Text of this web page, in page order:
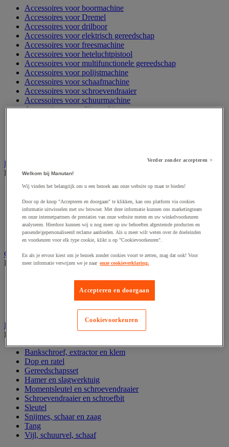
Accessoires voor boormachine
Accessoires voor Dremel
Accessoires voor drilboor
Accessoires voor elektrisch gereedschap
Accessoires voor freesmachine
Accessoires voor heteluchtpistool
Accessoires voor multifunctionele gereedschap
Accessoires voor polijstmachine
Accessoires voor schaafmachine
Accessoires voor schroevendraaier
Accessoires voor schuurmachine
Accessoires voor slijpmachine
Elektrische toebehoren en verlichting
Bekijk de hele productgroep
Accessoires voor elektrisch schakelpaneel
Batterij, oplader en kabel
Elektrische kabel
Elektrische uitrusting
Verlengsnoer, stekkerdoos en kapelhaspel
Wandcontactdoos en schakelaar
Gereedschap opbergen
Bekijk de hele productgroep
Assortimentsdoos en gereedschapkoffer
Gereedschapskist en opbergtas
Gereedschapskoffer en versterkte kist
Verrijdbare werktafel
Handgereedschap
Bekijk de hele productgroep
Bankschroef, extractor en klem
Dop en ratel
Gereedschapsset
Hamer en slagwerktuig
Momentsleutel en schroevendraaier
Schroevendraaier en schroefbit
Sleutel
Snijmes, schaar en zaag
Tang
Vijl, schuurvel, schaaf
Verder zonder accepteren >
Welkom bij Manutan!
Wij vinden het belangrijk om u een bezoek aan onze website op maat te bieden!
Door op de knop "Accepteren en doorgaan" te klikken, kan ons platform via cookies
informatie uitwisselen met uw browser. Met deze informatie kunnen ons marketingteam
en onze internetpartners de prestaties van onze website meten en uw winkelvoorkeuren
analyseren. Hierdoor kunnen wij u nog meer op uw behoeften afgestemde producten en
passende/gepersonaliseerd reclame aanbieden. Als u meer wilt weten over de doeleinden
en voorkeuren voor elk type cookie, klikt u op "Cookievoorkeuren".
En als je ervoor kiest om je bezoek zonder cookies voort te zetten, mag dat ook! Voor
meer informatie verwijzen we je naar onze cookieverklaring.
Accepteren en doorgaan
Cookievoorkeuren